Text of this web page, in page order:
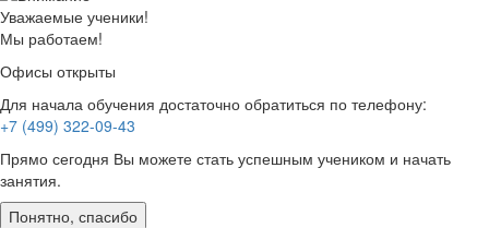
Уважаемые ученики!
Мы работаем!
Офисы открыты
Для начала обучения достаточно обратиться по телефону:
+7 (499) 322-09-43
Прямо сегодня Вы можете стать успешным учеником и начать
занятия.
Понятно, спасибо